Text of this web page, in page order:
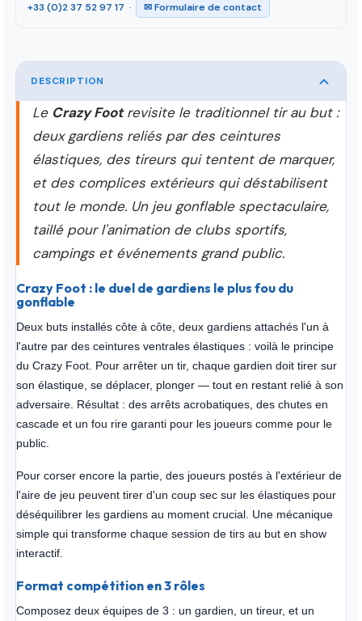
+33 (0)2 37 52 97 17 · ✉ Formulaire de contact
DESCRIPTION
Le Crazy Footrevisite le traditionnel tir au but :
deux gardiens reliés par des ceintures
élastiques, des tireurs qui tentent de marquer,
et des complices extérieurs qui déstabilisent
tout le monde. Un jeu gonflable spectaculaire,
taillé pour l'animation de clubs sportifs,
campings et événements grand public.
Crazy Foot : le duel de gardiens le plus fou du
gonflable
Deux buts installés côte à côte, deux gardiens attachés l'un à
l'autre par des ceintures ventrales élastiques : voilà le principe
du Crazy Foot. Pour arrêter un tir, chaque gardien doit tirer sur
son élastique, se déplacer, plonger — tout en restant relié à son
adversaire. Résultat : des arrêts acrobatiques, des chutes en
cascade et un fou rire garanti pour les joueurs comme pour le
public.
Pour corser encore la partie, des joueurs postés à l'extérieur de
l'aire de jeu peuvent tirer d'un coup sec sur les élastiques pour
déséquilibrer les gardiens au moment crucial. Une mécanique
simple qui transforme chaque session de tirs au but en show
interactif.
Format compétition en 3 rôles
Composez deux équipes de 3 : un gardien, un tireur, et un